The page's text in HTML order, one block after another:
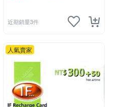
近期銷量3件
人氣賣家